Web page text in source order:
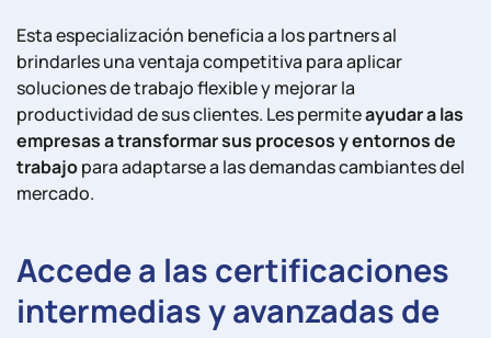
Esta especialización beneficia a los partners al
brindarles una ventaja competitiva para aplicar
soluciones de trabajo flexible y mejorar la
productividad de sus clientes. Les permiteayudar a las
empresas a transformar sus procesos y entornos de
trabajopara adaptarse a las demandas cambiantes del
mercado.
Accede a las certificaciones
intermedias y avanzadas de